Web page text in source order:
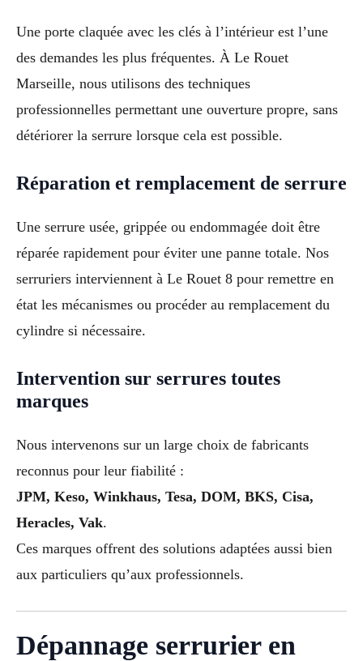
Une porte claquée avec les clés à l’intérieur est l’une
des demandes les plus fréquentes. À Le Rouet
Marseille, nous utilisons des techniques
professionnelles permettant une ouverture propre, sans
détériorer la serrure lorsque cela est possible.
Réparation et remplacement de serrure
Une serrure usée, grippée ou endommagée doit être
réparée rapidement pour éviter une panne totale. Nos
serruriers interviennent à Le Rouet 8 pour remettre en
état les mécanismes ou procéder au remplacement du
cylindre si nécessaire.
Intervention sur serrures toutes
marques
Nous intervenons sur un large choix de fabricants
reconnus pour leur fiabilité :
JPM, Keso, Winkhaus, Tesa, DOM, BKS, Cisa,
Heracles, Vak.
Ces marques offrent des solutions adaptées aussi bien
aux particuliers qu’aux professionnels.
Dépannage serrurier en